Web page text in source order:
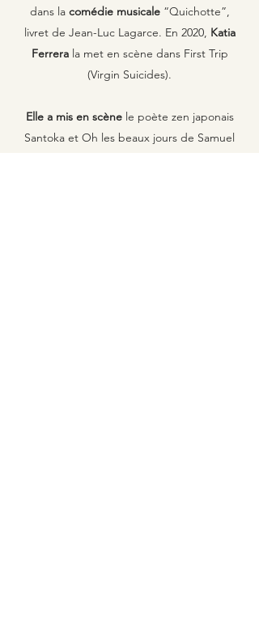
dans la comédie musicale“Quichotte”,
livret de Jean-Luc Lagarce. En 2020, Katia
Ferrera la met en scène dans First Trip
(Virgin Suicides).
Elle a mis en scènele poète zen japonais
Santoka et Oh les beaux jours de Samuel